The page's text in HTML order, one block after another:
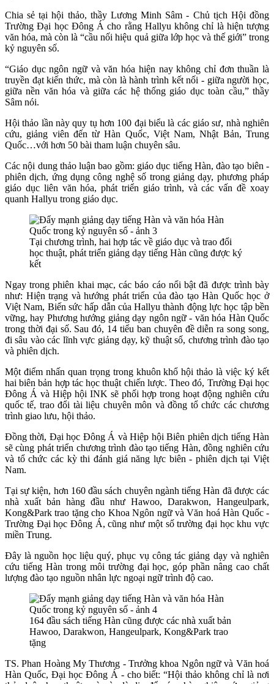
Chia sẻ tại hội thảo, thầy Lương Minh Sâm - Chủ tịch Hội đồng
Trường Đại học Đông Á cho rằng Hallyu không chỉ là hiện tượng
văn hóa, mà còn là “cầu nối hiệu quả giữa lớp học và thế giới” trong
kỷ nguyên số.
“Giáo dục ngôn ngữ và văn hóa hiện nay không chỉ đơn thuần là
truyền đạt kiến thức, mà còn là hành trình kết nối - giữa người học,
giữa nền văn hóa và giữa các hệ thống giáo dục toàn cầu,” thầy
Sâm nói.
Hội thảo lần này quy tụ hơn 100 đại biểu là các giáo sư, nhà nghiên
cứu, giảng viên đến từ Hàn Quốc, Việt Nam, Nhật Bản, Trung
Quốc…với hơn 50 bài tham luận chuyên sâu.
Các nội dung thảo luận bao gồm: giáo dục tiếng Hàn, đào tạo biên -
phiên dịch, ứng dụng công nghệ số trong giảng dạy, phương pháp
giáo dục liên văn hóa, phát triển giáo trình, và các vấn đề xoay
quanh Hallyu trong giáo dục.
Tại chương trình, hai hợp tác về giáo dục và trao đổi
học thuật, phát triển giảng dạy tiếng Hàn cũng được ký
kết
Ngay trong phiên khai mạc, các báo cáo nổi bật đã được trình bày
như: Hiện trạng và hướng phát triển của đào tạo Hàn Quốc học ở
Việt Nam, Biến sức hấp dẫn của Hallyu thành động lực học tập bền
vững, hay Phương hướng giảng dạy ngôn ngữ - văn hóa Hàn Quốc
trong thời đại số. Sau đó, 14 tiểu ban chuyên đề diễn ra song song,
đi sâu vào các lĩnh vực giảng dạy, kỹ thuật số, chương trình đào tạo
và phiên dịch.
Một điểm nhấn quan trọng trong khuôn khổ hội thảo là việc ký kết
hai biên bản hợp tác học thuật chiến lược. Theo đó, Trường Đại học
Đông Á và Hiệp hội INK sẽ phối hợp trong hoạt động nghiên cứu
quốc tế, trao đổi tài liệu chuyên môn và đồng tổ chức các chương
trình giao lưu, hội thảo.
Đồng thời, Đại học Đông Á và Hiệp hội Biên phiên dịch tiếng Hàn
sẽ cùng phát triển chương trình đào tạo tiếng Hàn, đồng nghiên cứu
và tổ chức các kỳ thi đánh giá năng lực biên - phiên dịch tại Việt
Nam.
Tại sự kiện, hơn 160 đầu sách chuyên ngành tiếng Hàn đã được các
nhà xuất bản hàng đầu như Hawoo, Darakwon, Hangeulpark,
Kong&Park trao tặng cho Khoa Ngôn ngữ và Văn hoá Hàn Quốc -
Trường Đại học Đông Á, cũng như một số trường đại học khu vực
miền Trung.
Đây là nguồn học liệu quý, phục vụ công tác giảng dạy và nghiên
cứu tiếng Hàn trong môi trường đại học, góp phần nâng cao chất
lượng đào tạo nguồn nhân lực ngoại ngữ trình độ cao.
164 đầu sách tiếng Hàn cũng được các nhà xuất bản
Hawoo, Darakwon, Hangeulpark, Kong&Park trao
tặng
TS. Phan Hoàng My Thương - Trưởng khoa Ngôn ngữ và Văn hoá
Hàn Quốc, Đại học Đông Á - cho biết: “Hội thảo không chỉ là nơi